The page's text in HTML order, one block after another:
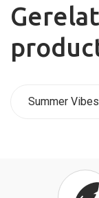
Summer